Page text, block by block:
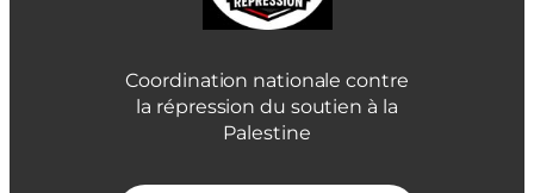
Coordination nationale contre
la répression du soutien à la
Palestine